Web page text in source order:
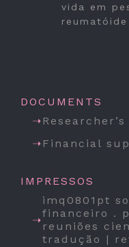
vida em
reumatóide
DOCUMENTS
Financial
IMPRESSOS
imq0801pt
financeiro .
reuniões
tradução |